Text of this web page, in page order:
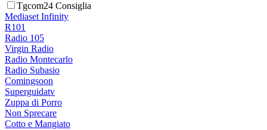
Tgcom24 Consiglia
Mediaset Infinity
R101
Radio 105
Virgin Radio
Radio Montecarlo
Radio Subasio
Comingsoon
Superguidatv
Zuppa di Porro
Non Sprecare
Cotto e Mangiato